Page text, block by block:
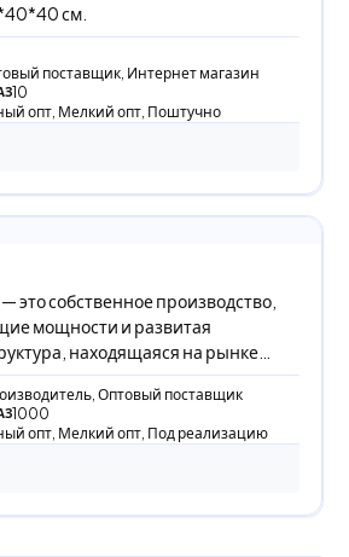
см.
поставщик, Интернет магазин
10
опт, Мелкий опт, Поштучно
это собственное производство,
мощности и развитая
находящаяся на рынке
Оптовый поставщик
1000
опт, Мелкий опт, Под реализацию